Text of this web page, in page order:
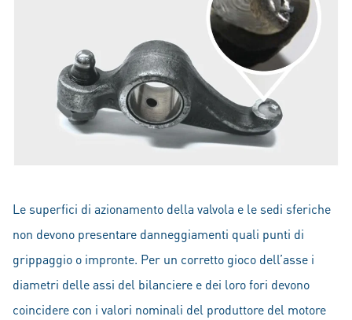
Le superfici di azionamento della valvola e le sedi sferiche
non devono presentare danneggiamenti quali punti di
grippaggio o impronte. Per un corretto gioco dell’asse i
diametri delle assi del bilanciere e dei loro fori devono
coincidere con i valori nominali del produttore del motore